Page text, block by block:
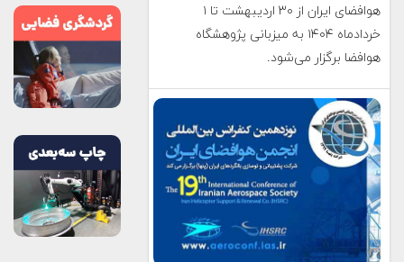
هوافضای ايران از ۳۰ اردیبهشت تا ۱
خردادماه ۱۴۰۴ به میزبانی پژوهشگاه
هوافضا برگزار می‌شود.